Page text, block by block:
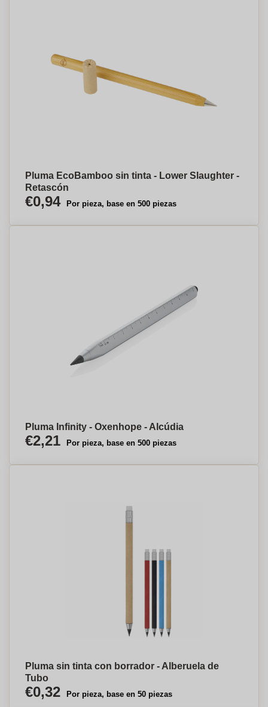
Pluma EcoBamboo sin tinta - Lower Slaughter -
Retascón
€0,94 Por pieza, base en 500 piezas
Pluma Infinity - Oxenhope - Alcúdia
€2,21 Por pieza, base en 500 piezas
Pluma sin tinta con borrador - Alberuela de
Tubo
€0,32 Por pieza, base en 50 piezas